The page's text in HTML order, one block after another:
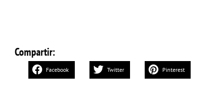
Compartir:
Facebook Twitter Pinterest